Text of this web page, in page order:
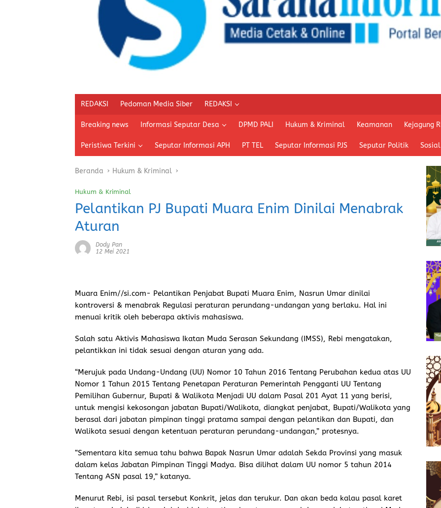
REDAKSI Pedoman Media Siber REDAKSI
Breaking news Informasi Seputar Desa DPMD PALI Hukum & Kriminal Keamanan Kejagung RI
Peristiwa Terkini Seputar Informasi APH PT TEL Seputar Informasi PJS Seputar Politik Sosial
Beranda Hukum & Kriminal
Hukum & Kriminal
Pelantikan PJ Bupati Muara Enim Dinilai Menabrak
Aturan
Dody Pan
12 Mei 2021
Muara Enim//si.com- Pelantikan Penjabat Bupati Muara Enim, Nasrun Umar dinilai
kontroversi & menabrak Regulasi peraturan perundang-undangan yang berlaku. Hal ini
menuai kritik oleh beberapa aktivis mahasiswa.
Salah satu Aktivis Mahasiswa Ikatan Muda Serasan Sekundang (IMSS), Rebi mengatakan,
pelantikkan ini tidak sesuai dengan aturan yang ada.
“Merujuk pada Undang-Undang (UU) Nomor 10 Tahun 2016 Tentang Perubahan kedua atas UU
Nomor 1 Tahun 2015 Tentang Penetapan Peraturan Pemerintah Pengganti UU Tentang
Pemilihan Gubernur, Bupati & Walikota Menjadi UU dalam Pasal 201 Ayat 11 yang berisi,
untuk mengisi kekosongan jabatan Bupati/Walikota, diangkat penjabat, Bupati/Walikota yang
berasal dari jabatan pimpinan tinggi pratama sampai dengan pelantikan dan Bupati, dan
Walikota sesuai dengan ketentuan peraturan perundang-undangan,” protesnya.
“Sementara kita semua tahu bahwa Bapak Nasrun Umar adalah Sekda Provinsi yang masuk
dalam kelas Jabatan Pimpinan Tinggi Madya. Bisa dilihat dalam UU nomor 5 tahun 2014
Tentang ASN pasal 19,” katanya.
Menurut Rebi, isi pasal tersebut Konkrit, jelas dan terukur. Dan akan beda kalau pasal karet